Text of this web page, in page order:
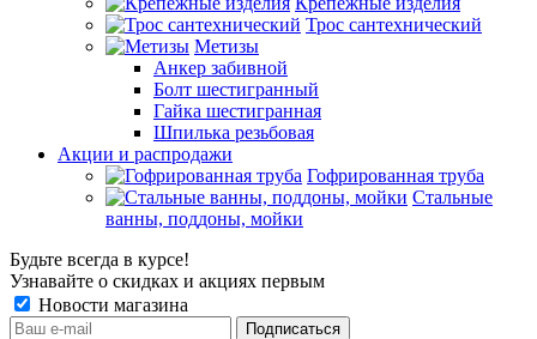
Трос сантехнический
Метизы
Анкер забивной
Болт шестигранный
Гайка шестигранная
Шпилька резьбовая
Акции и распродажи
Гофрированная труба
Стальные
ванны, поддоны, мойки
Будьте всегда в курсе!
Узнавайте о скидках и акциях первым
Новости магазина